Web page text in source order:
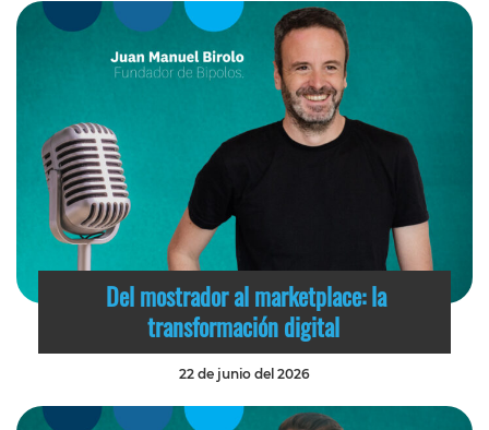
Del mostrador al marketplace: la
transformación digital
22 de junio del 2026